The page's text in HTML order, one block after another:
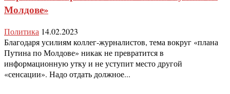
Молдове»
Политика 14.02.2023
Благодаря усилиям коллег-журналистов, тема вокруг «плана
Путина по Молдове» никак не превратится в
информационную утку и не уступит место другой
«сенсации». Надо отдать должное...